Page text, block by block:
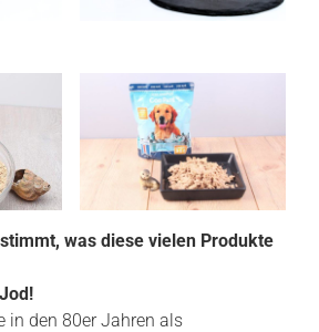
was diese vielen Produkte
in den 80er Jahren als